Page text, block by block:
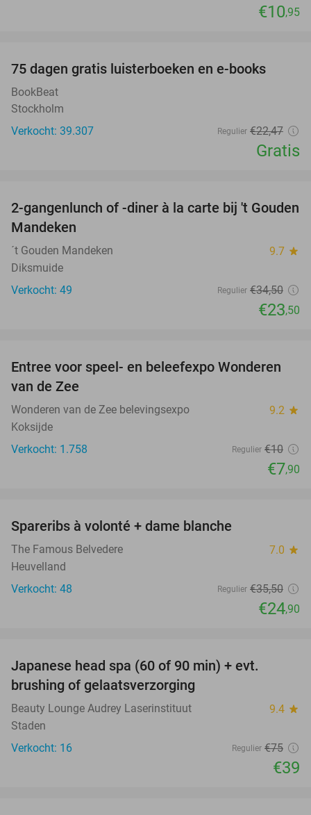
€10,95
75 dagen gratis luisterboeken en e-books
BookBeat
Stockholm
Verkocht: 39.307
Regulier €22,47
Gratis
32%
2-gangenlunch of -diner à la carte bij 't Gouden
Mandeken
´t Gouden Mandeken 9.7 star
Diksmuide
Verkocht: 49
Regulier €34,50
€23,50
21%
Entree voor speel- en beleefexpo Wonderen
van de Zee
Wonderen van de Zee belevingsexpo 9.2 star
Koksijde
Verkocht: 1.758
Regulier €10
€7,90
Spareribs à volonté + dame blanche
The Famous Belvedere 7.0 star
Heuvelland
Verkocht: 48
Regulier €35,50
€24,90
Japanese head spa (60 of 90 min) + evt.
brushing of gelaatsverzorging
Beauty Lounge Audrey Laserinstituut 9.4 star
Staden
Verkocht: 16
Regulier €75
€39